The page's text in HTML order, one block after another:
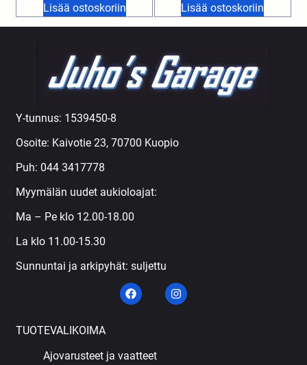
Lisää ostoskoriin Lisää ostoskoriin
Y-tunnus: 1539450-8
Osoite: Kaivotie 23, 70700 Kuopio
Puh: 044 3417778
Myymälän uudet aukioloajat:
Ma – Pe klo 12.00-18.00
La klo 11.00-15.30
Sunnuntai ja arkipyhät: suljettu
TUOTEVALIKOIMA
Ajovarusteet ja vaatteet